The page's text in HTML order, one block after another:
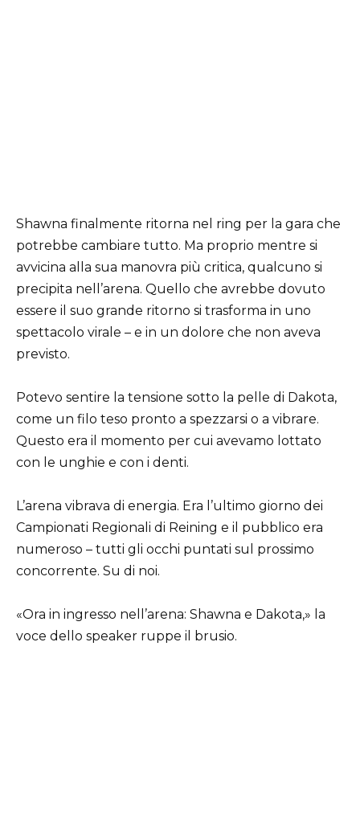
Shawna finalmente ritorna nel ring per la gara che
potrebbe cambiare tutto. Ma proprio mentre si
avvicina alla sua manovra più critica, qualcuno si
precipita nell’arena. Quello che avrebbe dovuto
essere il suo grande ritorno si trasforma in uno
spettacolo virale – e in un dolore che non aveva
previsto.
Potevo sentire la tensione sotto la pelle di Dakota,
come un filo teso pronto a spezzarsi o a vibrare.
Questo era il momento per cui avevamo lottato
con le unghie e con i denti.
L’arena vibrava di energia. Era l’ultimo giorno dei
Campionati Regionali di Reining e il pubblico era
numeroso – tutti gli occhi puntati sul prossimo
concorrente. Su di noi.
«Ora in ingresso nell’arena: Shawna e Dakota,» la
voce dello speaker ruppe il brusio.